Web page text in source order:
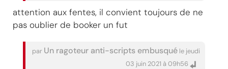
attention aux fentes, il convient toujours de ne
pas oublier de booker un fut
par Un ragoteur anti-scripts embusqué le jeudi
03 juin 2021 à 09h56